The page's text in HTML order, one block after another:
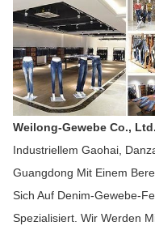
Weilong-Gewebe Co., Ltd.
Industriellem Gaohai,
Guangdong Mit Einem
Sich Auf Denim-Gewebe-
Spezialisiert. Wir Werden